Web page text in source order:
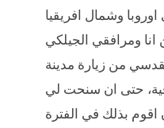
وشمال افريقيا
انا ومرافقي الجيلكي
من زيارة مدينة
حتى ان سنحت لي
اقوم بذلك في الفترة